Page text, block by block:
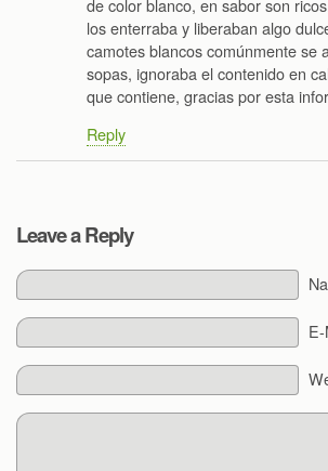
los enterraba y liberaban algo
camotes blancos comúnmente se
sopas, ignoraba el contenido en
que contiene, gracias por esta
Reply
Leave a Reply